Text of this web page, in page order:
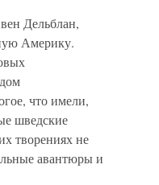
Дельблан,
Америку.
что имели,
шведские
творениях не
авантюры и